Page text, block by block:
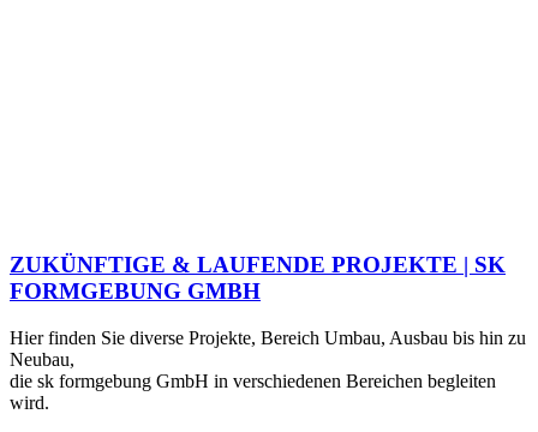
ZUKÜNFTIGE & LAUFENDE PROJEKTE | SK
FORMGEBUNG GMBH
Hier finden Sie diverse Projekte, Bereich Umbau, Ausbau bis hin zu
Neubau,
die sk formgebung GmbH in verschiedenen Bereichen begleiten
wird.